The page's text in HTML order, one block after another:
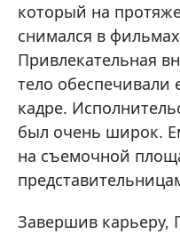
который на
снимался в
Привлекательная
тело обеспечивали
кадре.
был очень широк.
на съемочной
Завершив карьеру,